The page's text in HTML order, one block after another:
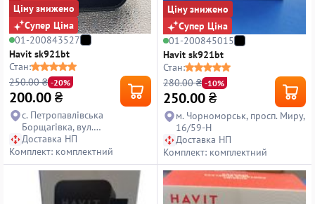
Ціну знижено
Супер Ціна
01-200843527
Havit sk921bt
Стан:
250.00 ₴ -20%
200.00₴
с. Петропавлівська
Борщагівка, вул.
Петропавлівська, 14
Доставка НП
Комплект: комплектний
Ціну знижено
Супер Ціна
01-200845015
Havit sk921bt
Стан:
280.00 ₴ -10%
250.00₴
м. Чорноморськ, просп. Миру,
16/59-Н
Доставка НП
Комплект: комплектний